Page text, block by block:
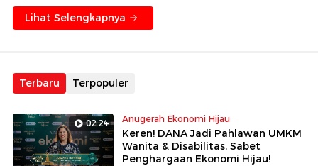
Lihat Selengkapnya
Terbaru Terpopuler
02:24 Anugerah Ekonomi Hijau
Keren! DANA Jadi Pahlawan UMKM
Wanita & Disabilitas, Sabet
Penghargaan Ekonomi Hijau!